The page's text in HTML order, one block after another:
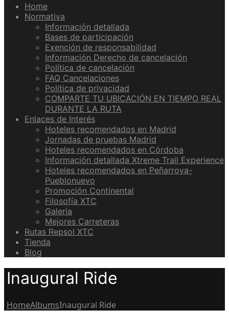
Home
Normativa
Información detallada
Bases de participación
Exención de responsabilidad
Información Derecho de cancelación
Política de cancelación
FAQ Cancelaciones
Política de privacidad
COMPARTE TU UBICACIÓN EN TIEMPO REAL
DURANTE LA RUTA
Enlaces de Interés
Hoteles recomendados en Madrid
Jornadas de pruebas Madrid
Hoteles recomendados en Córdoba
Información detallada Xtreme Trail Experience
Hoteles recomendados en Peñarroya-
Pueblonuevo
Promoción Continental
Filosofía XTC
Galería
Mejores Carreteras
Rutas Repsol XTC
Tienda
Blog
Inaugural Ride
HomeAlbumsInaugural Ride